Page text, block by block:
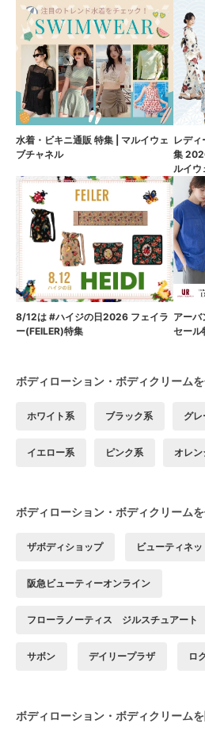
水着・ビキニ通販 特集 | マルイウェ
ブチャネル
レディ
集
ルイウ
8/12は #ハイジの日2026 フェイラ
ー(FEILER)特集
アーバ
セール
ボディローション・ボディクリーム
ホワイト系 ブラック系 グ
イエロー系 ピンク系 オレン
ボディローション・ボディクリーム
ザボディショップ ビューティネッ
阪急ビューティーオンライン
フローラノーティス ジルスチュアート
サボン デイリープラザ ロ
ボディローション・ボディクリーム